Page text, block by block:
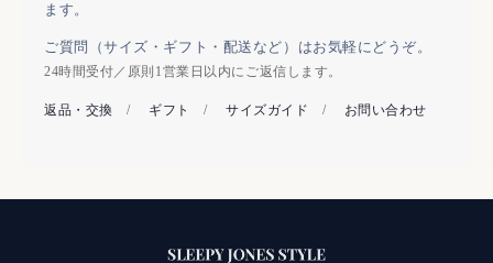
ます。
ご質問（サイズ・ギフト・配送など）はお気軽にどうぞ。
24時間受付／原則1営業日以内にご返信します。
返品・交換 / ギフト / サイズガイド / お問い合わせ